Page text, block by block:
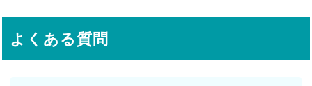
よくある質問